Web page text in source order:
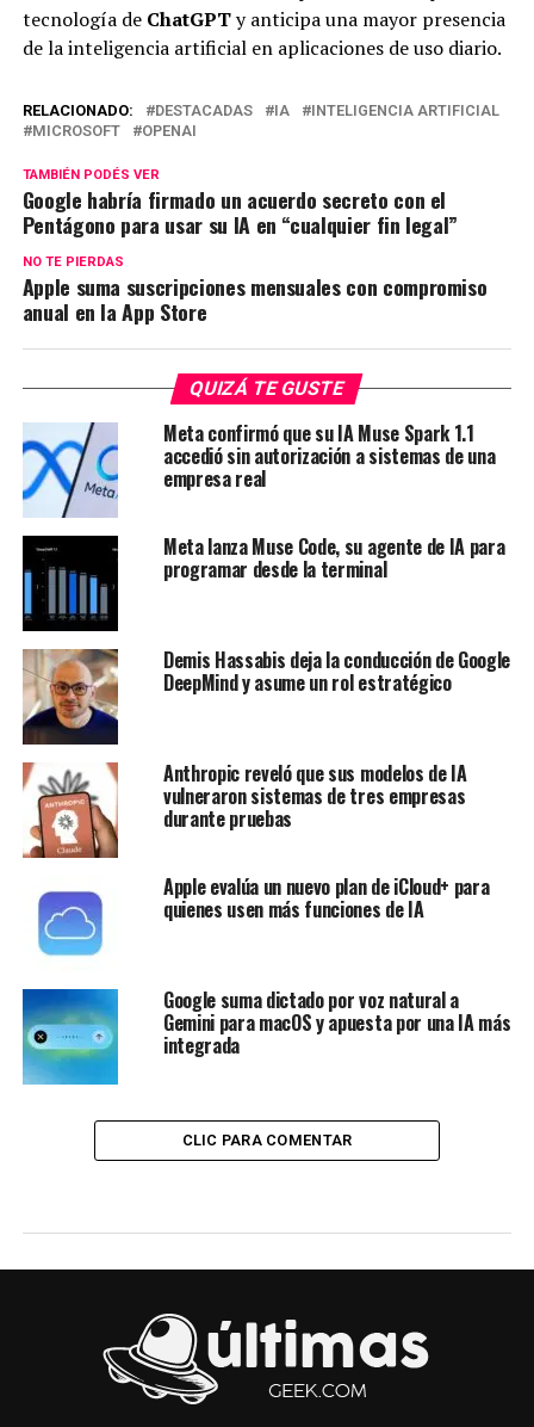
tecnología de ChatGPTy anticipa una mayor presencia
de la inteligencia artificial en aplicaciones de uso diario.
RELACIONADO: DESTACADAS IA
INTELIGENCIA ARTIFICIAL
MICROSOFT
OPENAI
TAMBIÉN PODÉS VER
Google habría firmado un acuerdo secreto con el
Pentágono para usar su IA en “cualquier fin legal”
NO TE PIERDAS
Apple suma suscripciones mensuales con compromiso
anual en la App Store
QUIZÁ TE GUSTE
Meta confirmó que su IA Muse Spark 1.1
accedió sin autorización a sistemas de una
empresa real
Meta lanza Muse Code, su agente de IA para
programar desde la terminal
Demis Hassabis deja la conducción de Google
DeepMind y asume un rol estratégico
Anthropic reveló que sus modelos de IA
vulneraron sistemas de tres empresas
durante pruebas
Apple evalúa un nuevo plan de iCloud+ para
quienes usen más funciones de IA
Google suma dictado por voz natural a
Gemini para macOS y apuesta por una IA más
integrada
CLIC PARA COMENTAR